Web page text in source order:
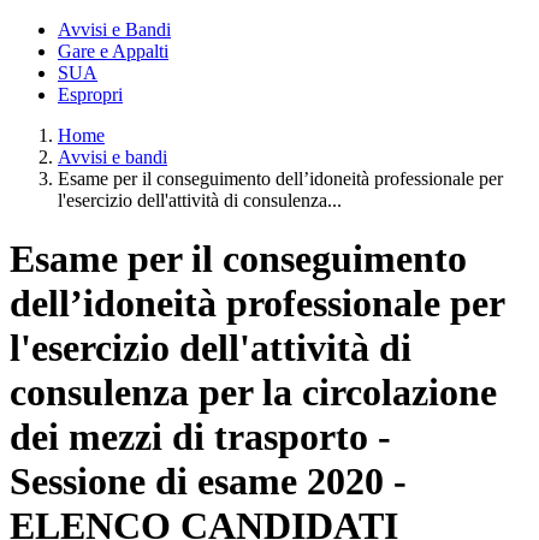
Avvisi e Bandi
Gare e Appalti
SUA
Espropri
Home
Avvisi e bandi
Esame per il conseguimento dell’idoneità professionale per
l'esercizio dell'attività di consulenza...
Esame per il conseguimento
dell’idoneità professionale per
l'esercizio dell'attività di
consulenza per la circolazione
dei mezzi di trasporto -
Sessione di esame 2020 -
ELENCO CANDIDATI